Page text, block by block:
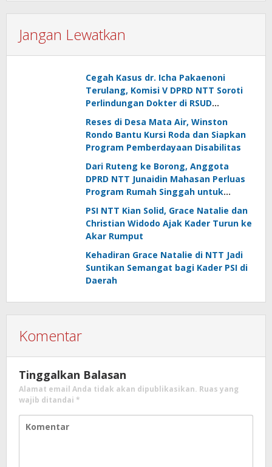
Jangan Lewatkan
Cegah Kasus dr. Icha Pakaenoni
Terulang, Komisi V DPRD NTT Soroti
Perlindungan Dokter di RSUD
Johannes Kupang
Reses di Desa Mata Air, Winston
Rondo Bantu Kursi Roda dan Siapkan
Program Pemberdayaan Disabilitas
Dari Ruteng ke Borong, Anggota
DPRD NTT Junaidin Mahasan Perluas
Program Rumah Singgah untuk
Pasien Rujukan
PSI NTT Kian Solid, Grace Natalie dan
Christian Widodo Ajak Kader Turun ke
Akar Rumput
Kehadiran Grace Natalie di NTT Jadi
Suntikan Semangat bagi Kader PSI di
Daerah
Komentar
Tinggalkan Balasan
Alamat email Anda tidak akan dipublikasikan. Ruas yang
wajib ditandai *